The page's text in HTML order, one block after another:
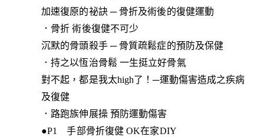
加速復原的祕訣 ─ 骨折及術後的復健運動
．骨折 術後復健不可少
沉默的骨頭殺手 ─ 骨質疏鬆症的預防及保健
．持之以恆治骨鬆 一生挺立好骨氣
對不起，都是我太high了！─運動傷害造成之疾病
及復健
．路跑族伸展操 預防運動傷害
●P1 手部骨折復健 OK在家DIY